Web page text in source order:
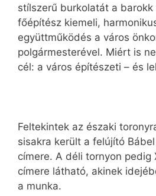
stílszerű burkolatát a barokk
főépítész kiemeli,
együttműködés a város
polgármesterével. Miért is
cél: a város építészeti – és
Feltekintek az északi
sisakra került a felújító
címere. A déli tornyon pedig
címere látható, akinek
a munka.